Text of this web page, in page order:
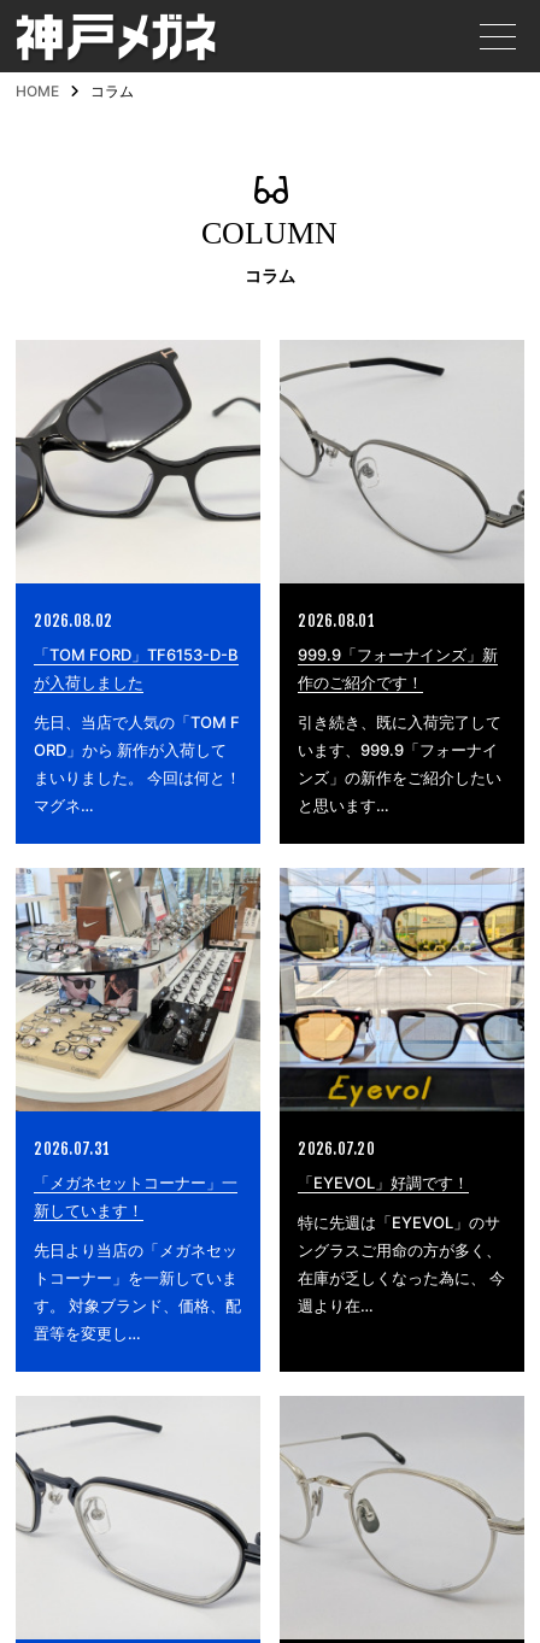
HOME コラム
COLUMN
コラム
2026.08.02
「TOM FORD」TF6153-D-B
が入荷しました
先日、当店で人気の「TOM F
ORD」から 新作が入荷して
まいりました。 今回は何と！
マグネ…
2026.08.01
999.9「フォーナインズ」新
作のご紹介です！
引き続き、既に入荷完了して
います、999.9「フォーナイ
ンズ」の新作をご紹介したい
と思います…
2026.07.31
「メガネセットコーナー」一
新しています！
先日より当店の「メガネセッ
トコーナー」を一新していま
す。 対象ブランド、価格、配
置等を変更し…
2026.07.20
「EYEVOL」好調です！
特に先週は「EYEVOL」のサ
ングラスご用命の方が多く、
在庫が乏しくなった為に、 今
週より在…